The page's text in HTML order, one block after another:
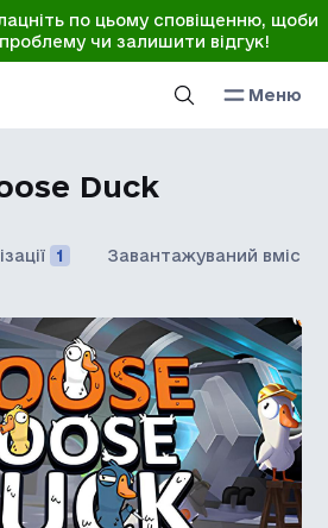
по цьому сповіщенню, щоби
чи залишити відгук!
Меню
Duck
1 Завантажуваний вміст